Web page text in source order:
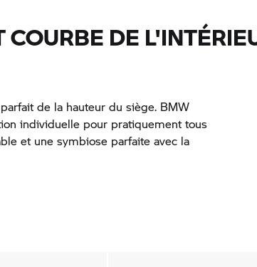
DE
de la hauteur du siège. BMW
individuelle pour pratiquement tous
et une symbiose parfaite avec la